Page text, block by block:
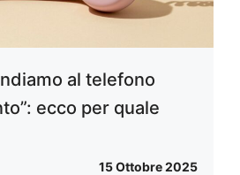
al telefono
ecco per quale
15 Ottobre 2025